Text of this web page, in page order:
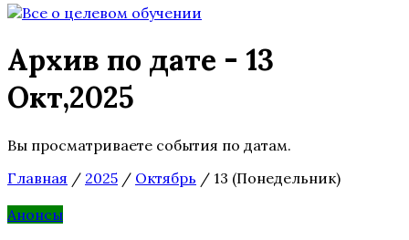
Архив по дате - 13
Окт,2025
Вы просматриваете события по датам.
Главная / 2025 / Октябрь / 13 (Понедельник)
Анонсы